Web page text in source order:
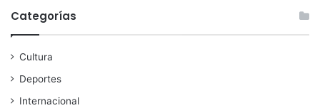
Categorías
Cultura
Deportes
Internacional